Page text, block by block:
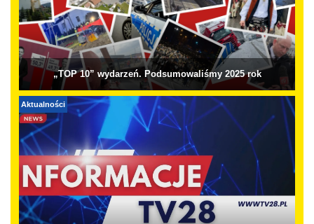
„TOP 10” wydarzeń. Podsumowaliśmy 2025 rok
Aktualności